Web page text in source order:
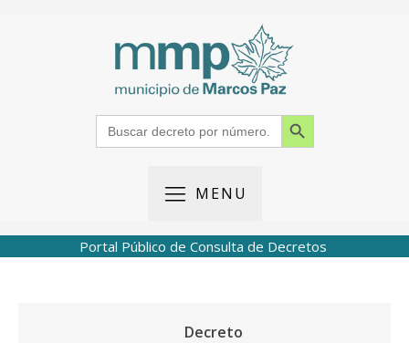
Search
for:
Search Button
MENU
Portal Público de Consulta de Decretos
Decreto